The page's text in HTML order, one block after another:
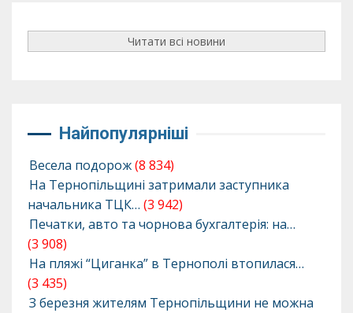
Читати всі новини
Найпопулярніші
Весела подорож(8 834)
На Тернопільщині затримали заступника
начальника ТЦК… (3 942)
Печатки, авто та чорнова бухгалтерія: на…
(3 908)
На пляжі “Циганка” в Тернополі втопилася…
(3 435)
З березня жителям Тернопільщини не можна